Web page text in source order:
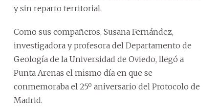
y sin reparto territorial.
Como sus compañeros, Susana Fernández,
investigadora y profesora del Departamento de
Geología de la Universidad de Oviedo, llegó a
Punta Arenas el mismo día en que se
conmemoraba el 25º aniversario del Protocolo de
Madrid.